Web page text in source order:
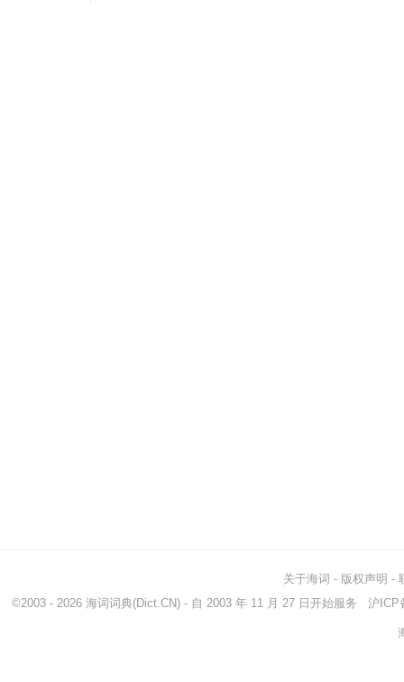
关于海词 - 版权声明 -
©2003 - 2026 海词词典(Dict.CN) - 自 2003 年 11 月 27 日开始服务 沪ICP